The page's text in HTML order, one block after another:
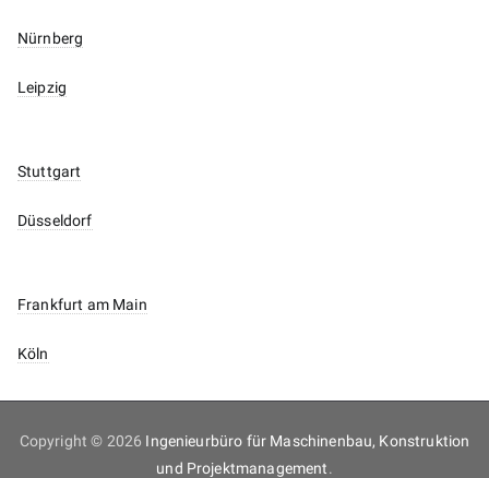
Nürnberg
Leipzig
Stuttgart
Düsseldorf
Frankfurt am Main
Köln
Copyright © 2026 Ingenieurbüro für Maschinenbau, Konstruktion
und Projektmanagement.